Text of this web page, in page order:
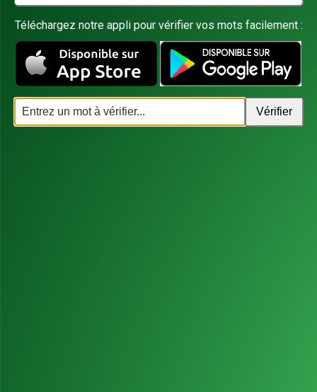
Téléchargez notre appli pour vérifier vos mots facilement :